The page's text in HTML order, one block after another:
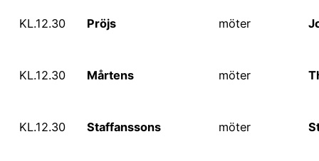
KL.12.30 Pröjs möter
KL.12.30 Mårtens möter
KL.12.30 Staffanssons möter